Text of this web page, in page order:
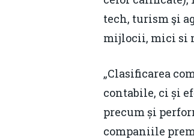
tech, turism şi
mijlocii, mici si
„Clasificarea
contabile, ci și
precum și
companiile